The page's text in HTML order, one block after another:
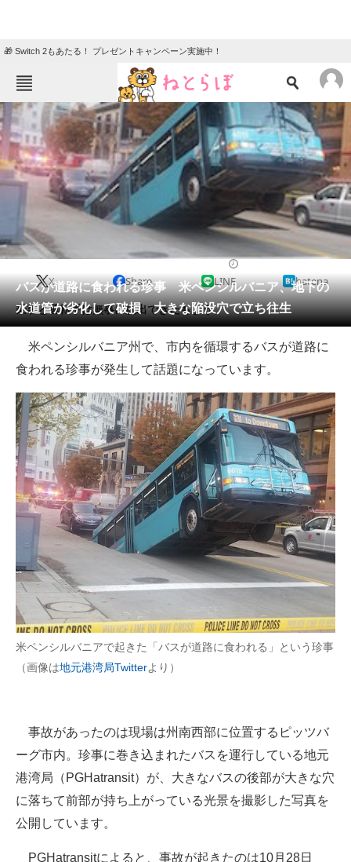
🎁 Switch 2もあたる！ プレゼントキャンペーン実施中！
ねとらぼメニュー
TOP ニュース
エンタメ クイズ
地域
教育・育児
動物 リサーチ
会員記事
メディア
注目記事を集めた総合ページ
スマホと通信の最新トレンド
進化するPCとデバイスの未来
好きが集まる 比べて選べる
ビジネスと働き方のヒント
AI活用のいまが分かる
企業ITのトレンドを詳説
経営リーダーのコミュニティ
マーケ×ITの今がよく分かる
IT製品の技術・比較・事例
モノづくり技術者専門サイト
エレクトロニクス専門サイト
バスが道路に食われる珍事 米ペンシルバニア、地下の
水道管が劣化して破損 大きな陥没穴で立ち往生
X Share LINE hatena
乗客と運転手は無事に脱出できたもよう。
米ペンシルバニア州で、市内を循環するバスが道路に
食われる珍事が発生して話題になっています。
米ペンシルバニアで起きた「バスが道路に食われる」という珍事
（画像は地元港湾局Twitterより）
事故があったのは現場は州南西部に位置するピッツバ
ーグ市内。珍事に巻き込まれたバスを運行している地元
港湾局（PGHatransit）が、大きなバスの後部が大きな穴
に落ちて前部が持ち上がっている光景を撮影した写真を
公開しています。
PGHatransitによると、事故が起きたのは10月28日